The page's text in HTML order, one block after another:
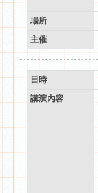
場所
主催
日時
講演内容